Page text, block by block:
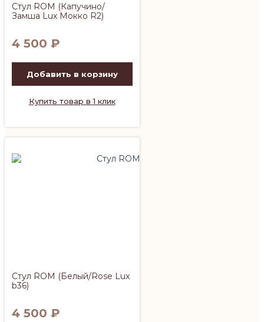
Стул ROM (Капучино/
Замша Lux Мокко R2)
4 500 ₽
Добавить в корзину
Купить товар в 1 клик
Стул ROM (Белый/Rose Lux
b36)
4 500 ₽